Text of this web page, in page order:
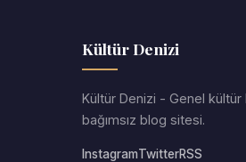
Kültür Denizi
Kültür Denizi - Genel kültür
bağımsız blog sitesi.
InstagramTwitterRSS